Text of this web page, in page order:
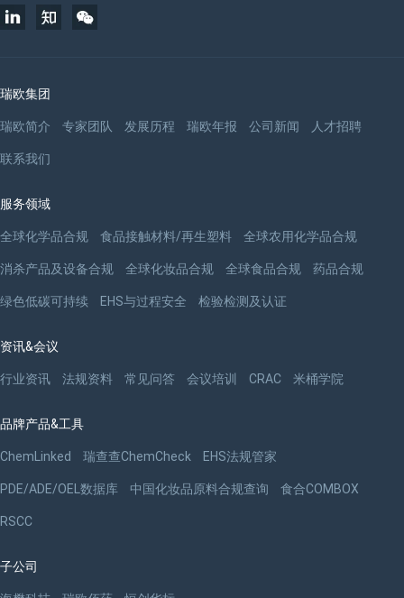
瑞欧集团
瑞欧简介 专家团队 发展历程 瑞欧年报 公司新闻 人才招聘
联系我们
服务领域
全球化学品合规 食品接触材料/再生塑料 全球农用化学品合规
消杀产品及设备合规 全球化妆品合规 全球食品合规 药品合规
绿色低碳可持续 EHS与过程安全 检验检测及认证
资讯&会议
行业资讯 法规资料 常见问答 会议培训 CRAC 米桶学院
品牌产品&工具
ChemLinked 瑞查查ChemCheck EHS法规管家
PDE/ADE/OEL数据库 中国化妆品原料合规查询 食合COMBOX
RSCC
子公司